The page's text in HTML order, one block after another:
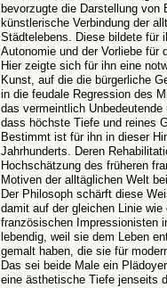
bevorzugte die Darstellung
künstlerische Verbindung der
Städtelebens. Diese bildete für
Autonomie und der Vorliebe für
Hier zeigte sich für ihn eine
Kunst, auf die die bürgerliche
in die feudale Regression des
das vermeintlich
dass höchste Tiefe und reines
Bestimmt ist für ihn in dieser
Jahrhunderts. Deren
Hochschätzung des früheren
Motiven der alltäglichen Welt
Der Philosoph schärft diese
damit auf der gleichen Linie
französischen Impressionisten
lebendig, weil sie dem Leben
gemalt haben, die sie für
Das sei beide Male ein
eine ästhetische Tiefe jenseits